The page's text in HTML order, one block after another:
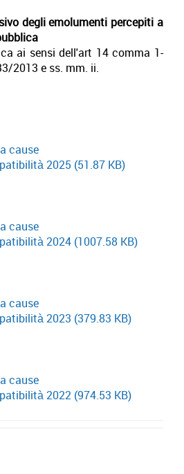
degli emolumenti percepiti a
ai sensi dell'art 14 comma 1-
2013 e ss. mm. ii.
cause
2025 (51.87 KB)
cause
2024 (1007.58 KB)
cause
2023 (379.83 KB)
cause
2022 (974.53 KB)